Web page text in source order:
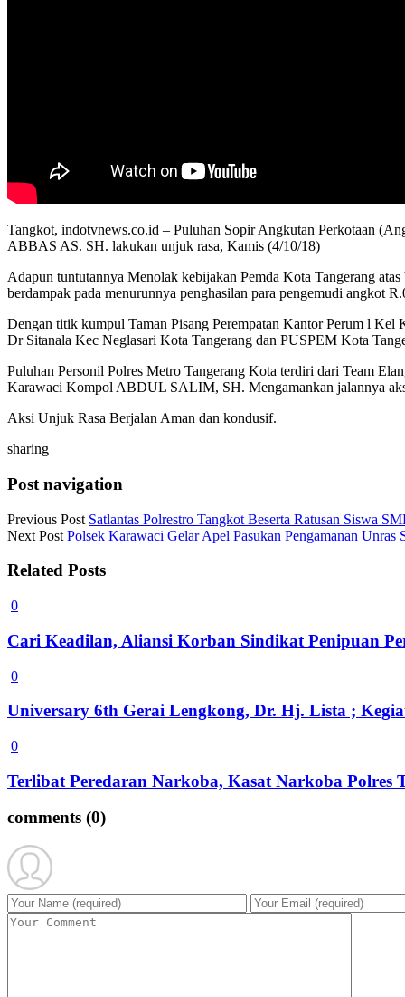
Tangkot, indotvnews.co.id – Puluhan Sopir Angkutan Perkotaan
ABBAS AS. SH. lakukan unjuk rasa, Kamis (4/10/18)
Adapun tuntutannya Menolak kebijakan Pemda Kota Tangerang
berdampak pada menurunnya penghasilan para pengemudi angkot
Dengan titik kumpul Taman Pisang Perempatan Kantor Perum l
Dr Sitanala Kec Neglasari Kota Tangerang dan PUSPEM Kota
Puluhan Personil Polres Metro Tangerang Kota terdiri dari Team
Karawaci Kompol ABDUL SALIM, SH. Mengamankan jalannya
Aksi Unjuk Rasa Berjalan Aman dan kondusif.
sharing
Post navigation
Previous Post Satlantas Polrestro Tangkot Beserta Ratusan Siswa
Next Post Polsek Karawaci Gelar Apel Pasukan Pengamanan Unras
Related Posts
0
Cari Keadilan, Aliansi Korban Sindikat Penipuan
0
Universary 6th Gerai Lengkong, Dr. Hj. Lista ;
0
Terlibat Peredaran Narkoba, Kasat Narkoba Polres
comments (0)